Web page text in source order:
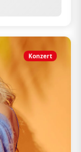
Konzert